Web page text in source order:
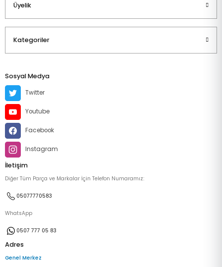
Üyelik
Kategoriler
Sosyal Medya
Twitter
Youtube
Facebook
Instagram
İletişim
Diğer Tüm Parça ve Markalar İçin Telefon Numaramız:
05077770583
WhatsApp
0507 777 05 83
Adres
Genel Merkez